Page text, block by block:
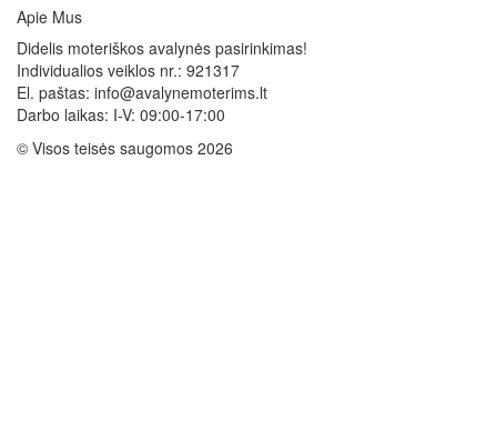
Apie Mus
Didelis moteriškos avalynės pasirinkimas!
Individualios veiklos nr.: 921317
El. paštas: info@avalynemoterims.lt
Darbo laikas: I-V: 09:00-17:00
© Visos teisės saugomos 2026